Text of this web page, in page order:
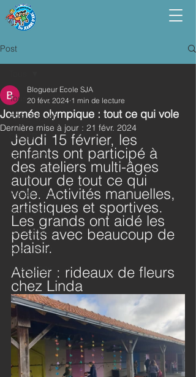
Post
Tous
PPS_PS_MS
GS_CP
CE1_CE2
CM1_CM2
Vie de l'école
2023_2024
2022_2023
2021_2022
2024_2025
Journée olympique : tout ce qui vole
Blogueur Ecole SJA
20 févr. 2024 1 min de lecture
Dernière mise à jour : 21 févr. 2024
Jeudi 15 février, les
enfants ont participé à
des ateliers multi-âges
autour de tout ce qui
vole. Activités manuelles,
artistiques et sportives.
Les grands ont aidé les
petits avec beaucoup de
plaisir.
Atelier : rideaux de fleurs
chez Linda